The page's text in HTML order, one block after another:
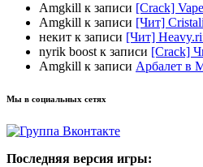
Amgkill к записи [Crack]
Amgkill к записи [Чит]
некит к записи [Чит]
nyrik boost к записи [Crack]
Amgkill к записи Арбалет в
Мы в социальных сетях
Последняя версия игры: